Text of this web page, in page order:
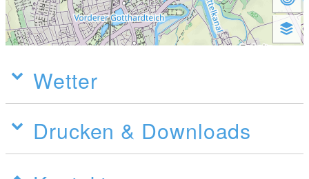
Wetter
Drucken & Downloads